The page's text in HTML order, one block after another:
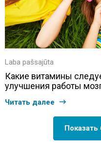
Laba pašsajūta
Какие витамины
улучшения работы
Читать далее
Показать